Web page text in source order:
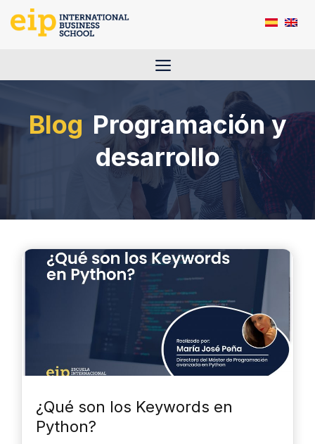
Saltar
Menú
Programación y
desarrollo
¿Qué son los Keywords en
Python?